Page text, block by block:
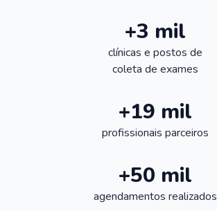
+3 mil
clínicas e postos de
coleta de exames
+19 mil
profissionais parceiros
+50 mil
agendamentos realizados